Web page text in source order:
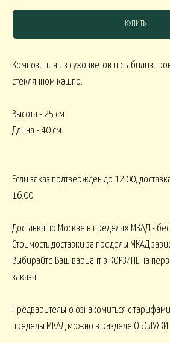
В МАРТИННИЦЕ
КУПИТЬ
Композиция из сухоцветов и
стеклянном кашпо.
Высота - 25 см
Длина - 40 см
Если заказ подтверждён до 12.00,
16.00.
Доставка по Москве в пределах МКАД -
Стоимость доставки за пределы МКАД
Выбирайте Ваш вариант в КОРЗИНЕ на
заказа.
Предварительно ознакомиться с
пределы МКАД можно в разделе